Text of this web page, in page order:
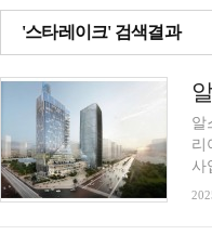
'스타레이크' 검색결과
알
리
사